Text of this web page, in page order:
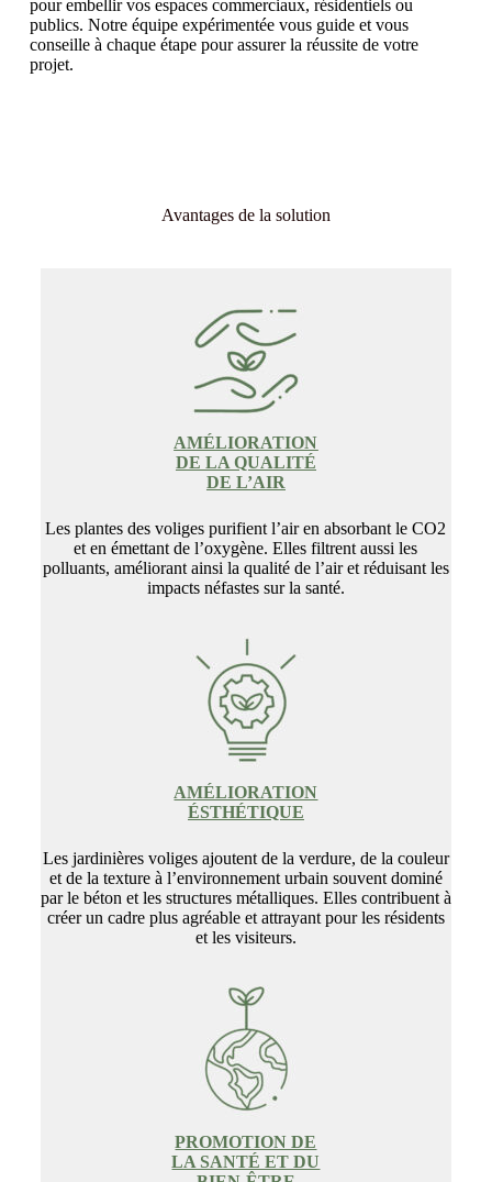
pour embellir vos espaces commerciaux, résidentiels ou
publics. Notre équipe expérimentée vous guide et vous
conseille à chaque étape pour assurer la réussite de votre
projet.
Avantages de la solution
AMÉLIORATION
DE LA QUALITÉ
DE L’AIR
Les plantes des voliges purifient l’air en absorbant le CO2
et en émettant de l’oxygène. Elles filtrent aussi les
polluants, améliorant ainsi la qualité de l’air et réduisant les
impacts néfastes sur la santé.
AMÉLIORATION
ÉSTHÉTIQUE
Les jardinières voliges ajoutent de la verdure, de la couleur
et de la texture à l’environnement urbain souvent dominé
par le béton et les structures métalliques. Elles contribuent à
créer un cadre plus agréable et attrayant pour les résidents
et les visiteurs.
PROMOTION DE
LA SANTÉ ET DU